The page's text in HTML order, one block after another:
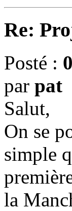
Re:
Posté :
par pat
Salut,
On se
simple
la